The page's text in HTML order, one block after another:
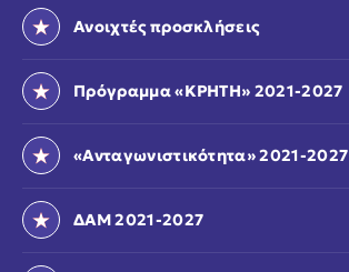
Ανοιχτές προσκλήσεις
Πρόγραμμα «ΚΡΗΤΗ» 2021-2027
«Ανταγωνιστικότητα» 2021-2027
ΔΑΜ 2021-2027